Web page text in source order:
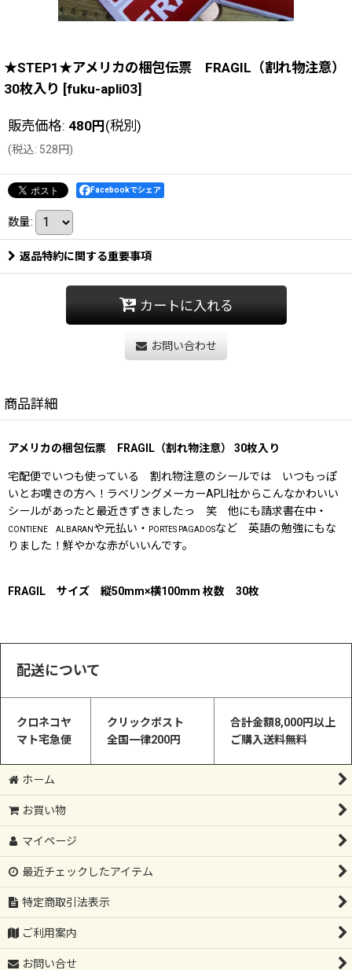
★STEP1★アメリカの梱包伝票 FRAGIL（割れ物注意）
30枚入り [fuku-apli03]
販売価格: 480円(税別)
(税込: 528円)
Facebookでシェア
数量:
返品特約に関する重要事項
カートに入れる
お問い合わせ
商品詳細
アメリカの梱包伝票 FRAGIL（割れ物注意） 30枚入り
宅配便でいつも使っている 割れ物注意のシールでは いつもっぽ
いとお嘆きの方へ！ラベリングメーカーAPLI社からこんなかわいい
シールがあったと最近きずきましたっ 笑 他にも請求書在中・
CONTIENE ALBARAN や元払い・ PORTES PAGADOSなど 英語の勉強にもな
りました！鮮やかな赤がいいんです。
FRAGIL サイズ 縦50mm×横100mm 枚数 30枚
配送について
クロネコヤ
マト宅急便
クリックポスト
全国一律200円
合計金額8,000円以上
ご購入送料無料
ホーム
お買い物
マイページ
最近チェックしたアイテム
特定商取引法表示
ご利用案内
お問い合せ